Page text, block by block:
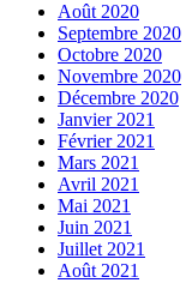
Août 2020
Septembre 2020
Octobre 2020
Novembre 2020
Décembre 2020
Janvier 2021
Février 2021
Mars 2021
Avril 2021
Mai 2021
Juin 2021
Juillet 2021
Août 2021